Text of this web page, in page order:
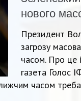
нового
Президент
загрозу
часом. Про це
газета Голос
часом